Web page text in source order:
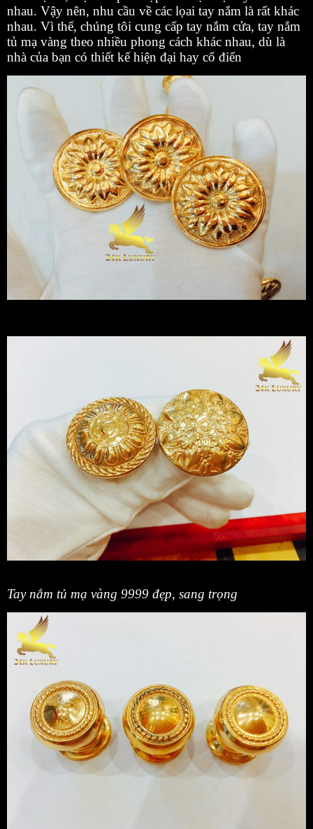
nhau. Vậy nên, nhu cầu về các lọai tay nắm là rất khác
nhau. Vì thế, chúng tôi cung cấp tay nắm cửa, tay nắm
tủ mạ vàng theo nhiều phong cách khác nhau, dù là
nhà của bạn có thiết kế hiện đại hay cổ điển
Tay nắm tủ mạ vàng 9999 đẹp, sang trọng